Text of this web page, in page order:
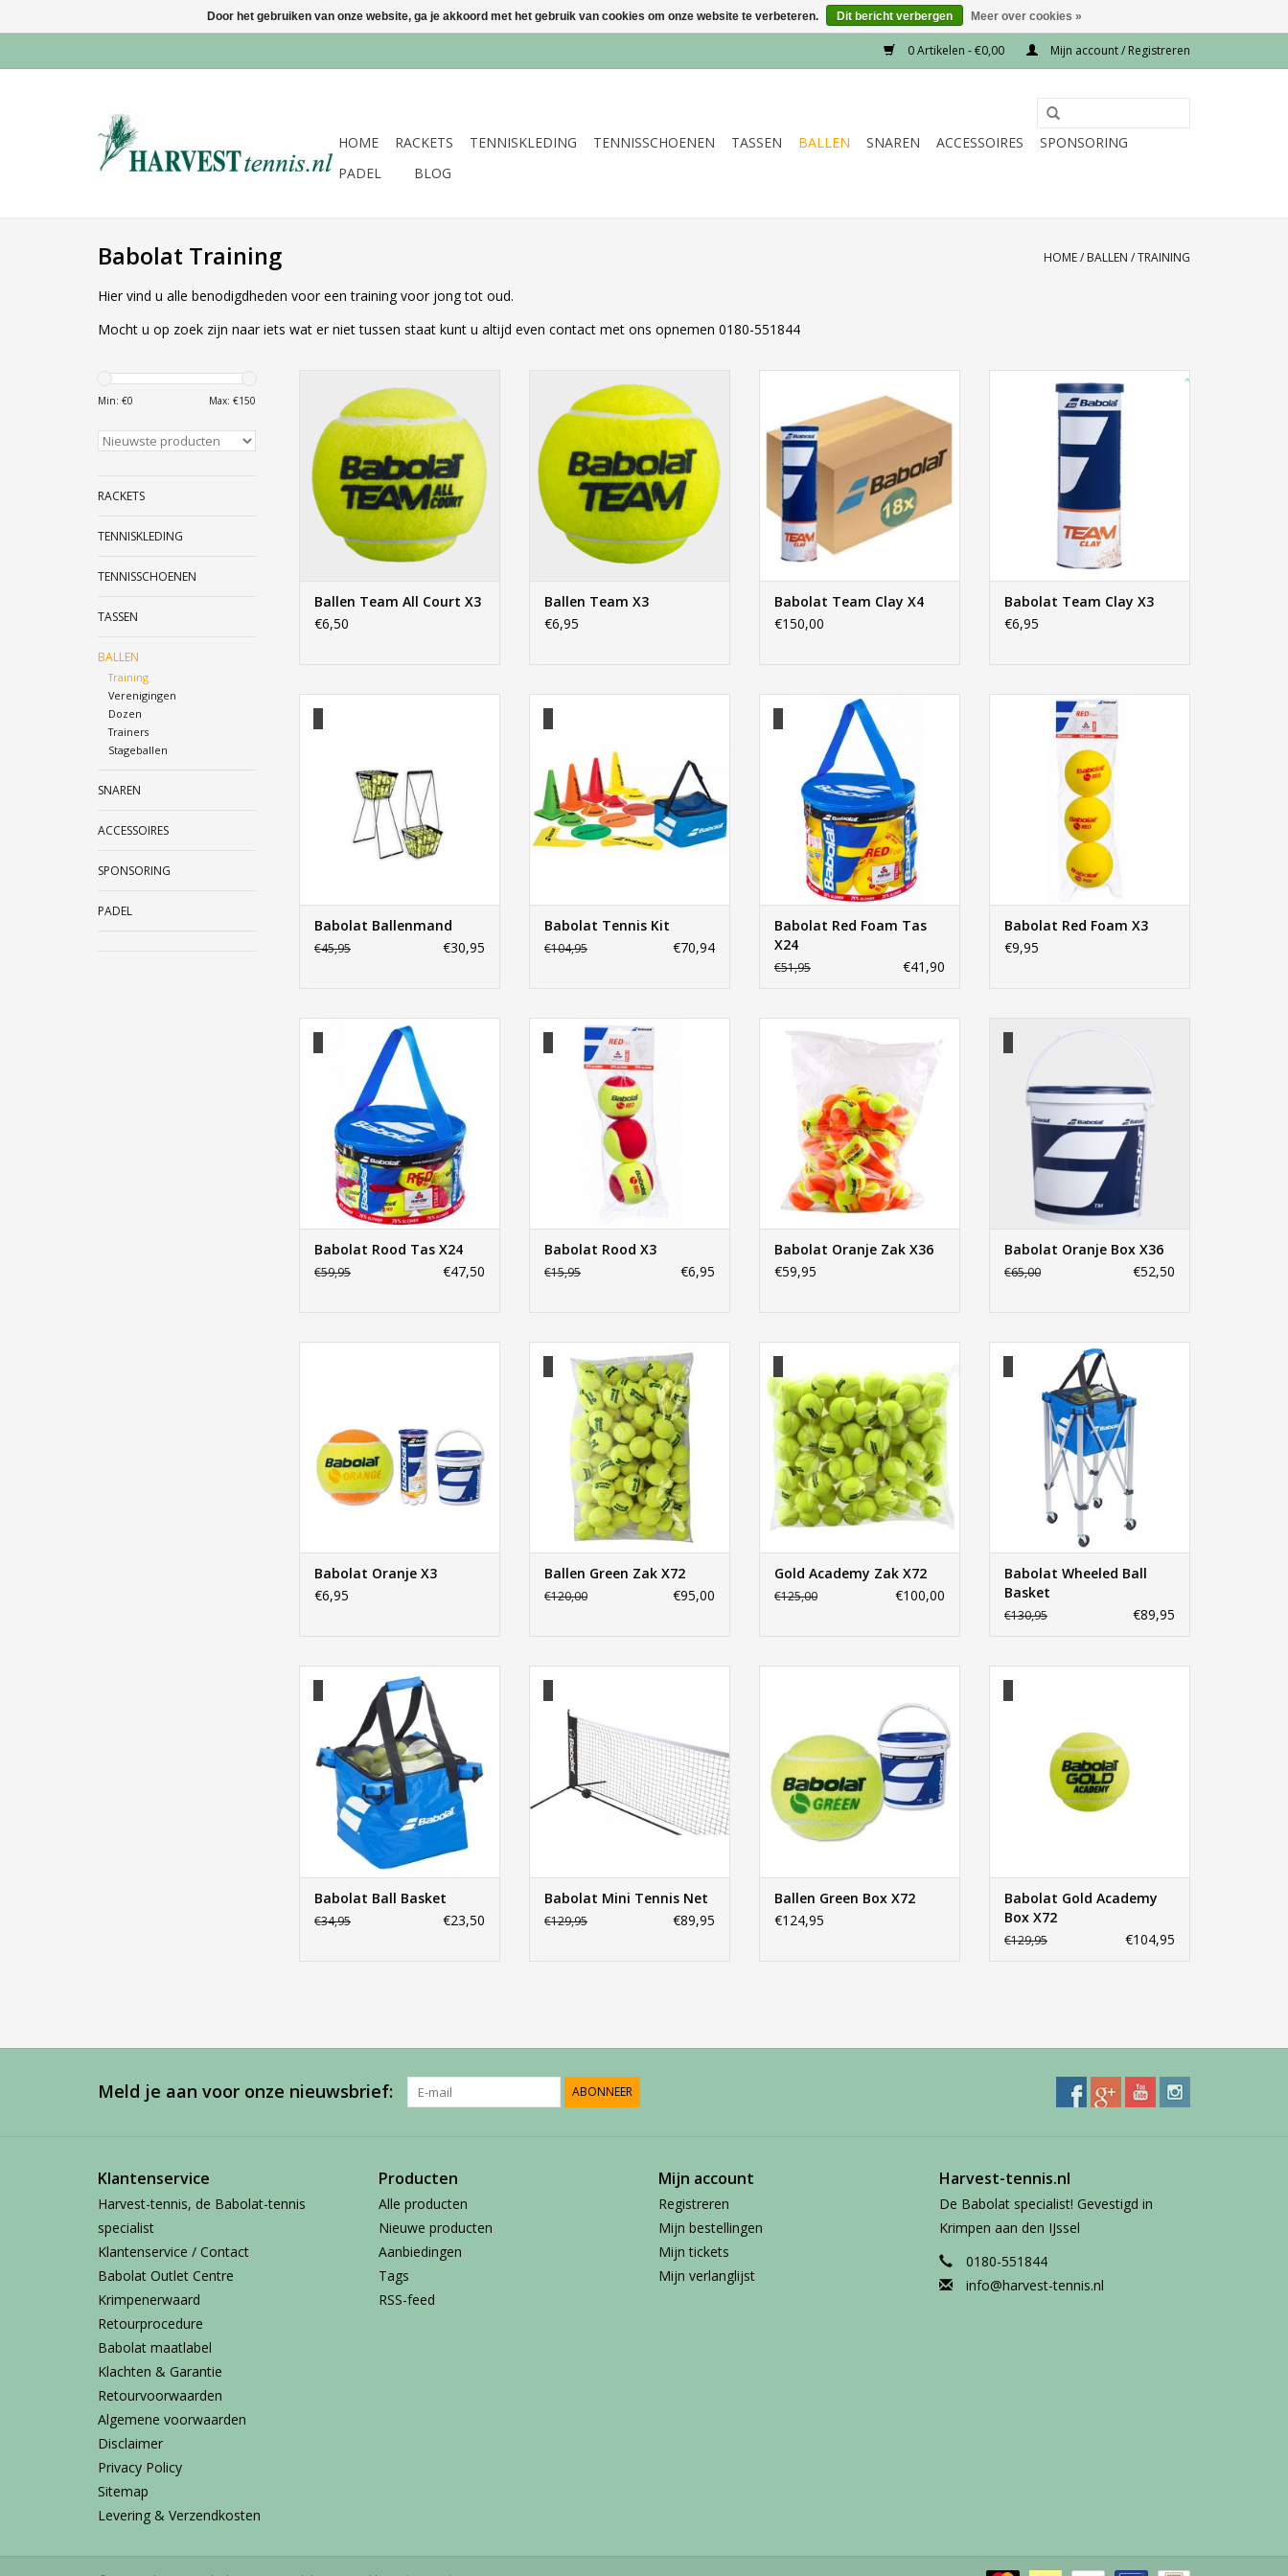
0 Artikelen - €0,00 Mijn account / Registreren
HOME RACKETS TENNISKLEDING TENNISSCHOENEN TASSEN BALLEN SNAREN ACCESSOIRES
SPONSORING
PADEL
BLOG
Babolat Training HOME/ BALLEN /TRAINING
Hier vind u alle benodigdheden voor een training voor jong tot oud.
Mocht u op zoek zijn naar iets wat er niet tussen staat kunt u altijd even contact met ons opnemen 0180-551844
Min: €0 Max: €150
RACKETS
TENNISKLEDING
TENNISSCHOENEN
TASSEN
BALLEN
Training
Verenigingen
Dozen
Trainers
Stageballen
SNAREN
ACCESSOIRES
SPONSORING
PADEL
TOEVOEGEN AAN WINKELWAGEN
Ballen Team All Court X3
€6,50
TOEVOEGEN AAN WINKELWAGEN
Ballen Team X3
€6,95
TOEVOEGEN AAN WINKELWAGEN
Babolat Team Clay X4
€150,00
Ballen
Team Clay X3
TOEVOEGEN AAN WINKELWAGEN
Babolat Team Clay X3
€6,95
TOEVOEGEN AAN WINKELWAGEN
Babolat Ballenmand
€45,95 €30,95
TOEVOEGEN AAN WINKELWAGEN
Babolat Tennis Kit
€104,95 €70,94
Babolat Red Foam Tas X24
TOEVOEGEN AAN WINKELWAGEN
Babolat Red Foam Tas
X24
€51,95 €41,90
Babolat Red Foam X3
TOEVOEGEN AAN WINKELWAGEN
Babolat Red Foam X3
€9,95
Babolat Rood Tas X24
TOEVOEGEN AAN WINKELWAGEN
Babolat Rood Tas X24
€59,95 €47,50
Babolat Rood X3
TOEVOEGEN AAN WINKELWAGEN
Babolat Rood X3
€15,95 €6,95
TOEVOEGEN AAN WINKELWAGEN
Babolat Oranje Zak X36
€59,95
TOEVOEGEN AAN WINKELWAGEN
Babolat Oranje Box X36
€65,00 €52,50
Babolat Oranje X3
€6,95
Ballen Green Zak X72
TOEVOEGEN AAN WINKELWAGEN
Ballen Green Zak X72
€120,00 €95,00
TOEVOEGEN AAN WINKELWAGEN
Gold Academy Zak X72
€125,00 €100,00
Babolat Wheeled Ball Basket
TOEVOEGEN AAN WINKELWAGEN
Babolat Wheeled Ball
Basket
€130,95 €89,95
Babolat Ball Basket
TOEVOEGEN AAN WINKELWAGEN
Babolat Ball Basket
€34,95 €23,50
TOEVOEGEN AAN WINKELWAGEN
Babolat Mini Tennis Net
€129,95 €89,95
TOEVOEGEN AAN WINKELWAGEN
Ballen Green Box X72
€124,95
TOEVOEGEN AAN WINKELWAGEN
Babolat Gold Academy
Box X72
€129,95 €104,95
Meld je aan voor onze nieuwsbrief: ABONNEER
Klantenservice
Harvest-tennis, de Babolat-tennis
specialist
Klantenservice / Contact
Babolat Outlet Centre
Krimpenerwaard
Retourprocedure
Babolat maatlabel
Klachten & Garantie
Retourvoorwaarden
Algemene voorwaarden
Disclaimer
Privacy Policy
Sitemap
Levering & Verzendkosten
Producten
Alle producten
Nieuwe producten
Aanbiedingen
Tags
RSS-feed
Mijn account
Registreren
Mijn bestellingen
Mijn tickets
Mijn verlanglijst
Harvest-tennis.nl
De Babolat specialist! Gevestigd in
Krimpen aan den IJssel
0180-551844
info@harvest-tennis.nl
Door het gebruiken van onze website, ga je akkoord met het gebruik van cookies om onze website te verbeteren. Dit bericht verbergen Meer over cookies »